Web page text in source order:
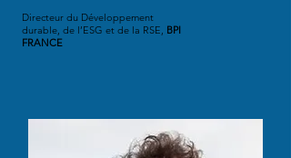
Directeur du Développement
durable, de l’ESG et de la RSE, BPI
FRANCE